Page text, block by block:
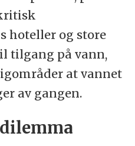
hoteller og store
tilgang på vann,
at vannet
av gangen.